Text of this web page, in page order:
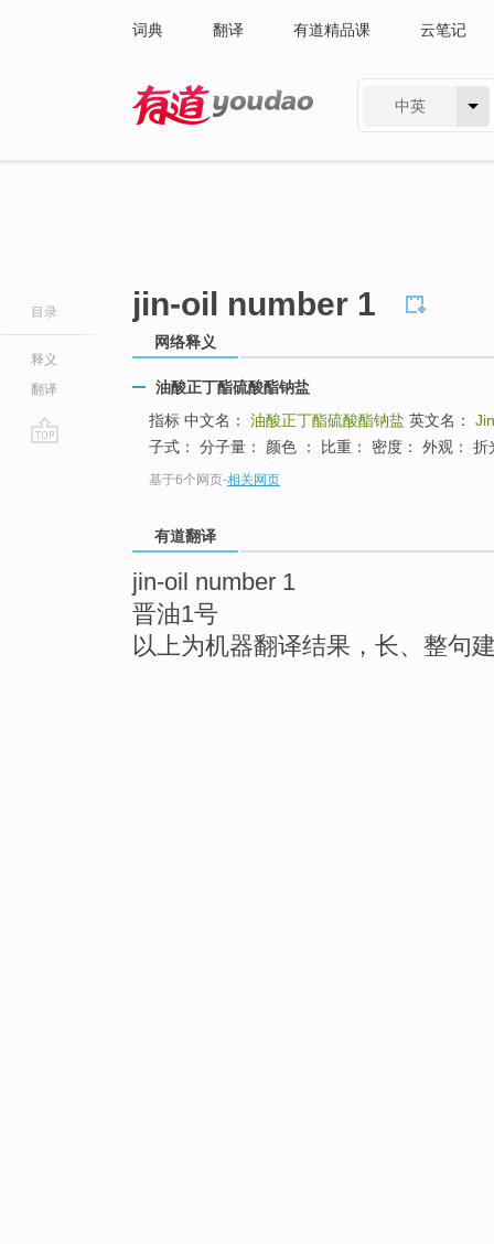
词典 翻译 有道精品课 云笔记
中英
目录
释义
翻译
jin-oil number 1
网络释义
油酸正丁酯硫酸酯钠盐
指标 中文名： 油酸正丁酯硫酸酯钠盐 英文名：
子式： 分子量： 颜色 ： 比重： 密度： 外观：
基于6个网页-相关网页
有道翻译
jin-oil number 1
晋油1号
以上为机器翻译结果，长、整句